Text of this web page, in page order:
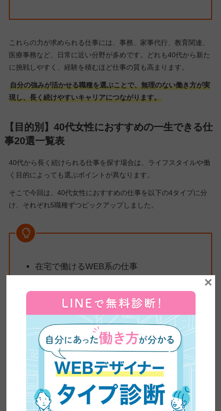
これらの力が求められる仕事には、事務、家事代行、教育関連、
医療事務など、日常に近い分野が多めです。どれも40代から新た
に挑戦しやすく、経験を積むほど仕事の質も高まります。
自分の強みが活かせる職種を選ぶことで、無理のない働き方が実
現し、長く続けやすいキャリアにつながります。
【目的別】40代女性におすすめの一生できる仕
事20選一覧表
40代から長く続けられる仕事を探す場合は、ライフスタイルや働
く目的によっても選ぶポイントが異なります。
そこで今回は、40代女性におすすめの仕事を以下の4タイプに分
け、それぞれ5職種ずつピックアップしました。
在宅で働けるWEB系の仕事
資格を活かせる専門職
まずは20の仕事を一覧表で比較し、自分に合う働き方の方向性を
つかんでみましょう。
40代女性におすすめの一生モノの仕事20選
×